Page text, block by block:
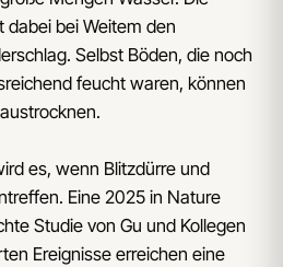
dabei bei Weitem den
Selbst Böden, die noch
feucht waren, können
es, wenn Blitzdürre und
Eine 2025 in Nature
Studie von Gu und Kollegen
Ereignisse erreichen eine